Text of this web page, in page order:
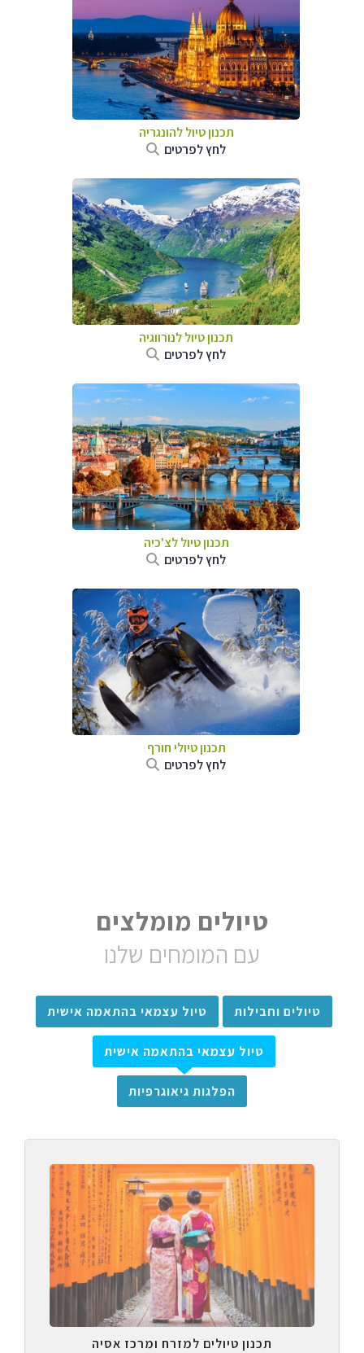
תכנון טיול להונגריה
לחץ לפרטים
תכנון טיול לנורווגיה
לחץ לפרטים
תכנון טיול לצ'כיה
לחץ לפרטים
תכנון טיולי חורף
לחץ לפרטים
טיולים מומלצים
עם המומחים שלנו
טיולים וחבילות טיול עצמאי בהתאמה אישית
טיול עצמאי בהתאמה אישית
הפלגות גיאוגרפיות
תכנון טיולים למזרח ומרכז אסיה